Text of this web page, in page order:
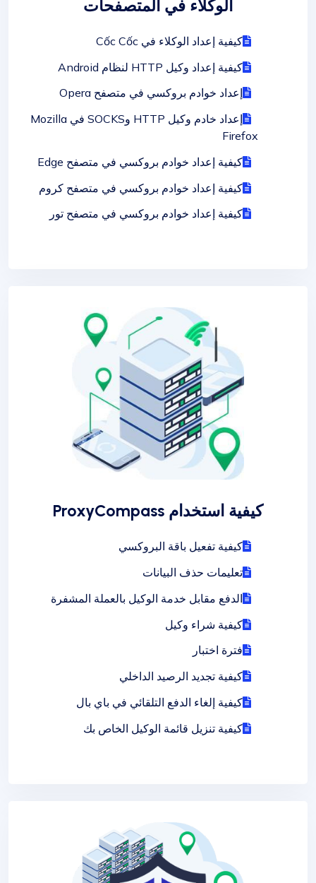
الوكلاء في المتصفحات
كيفية إعداد الوكلاء في Cốc Cốc
كيفية إعداد وكيل HTTP لنظام Android
إعداد خوادم بروكسي في متصفح Opera
إعداد خادم وكيل HTTP وSOCKS في Mozilla
Firefox
كيفية إعداد خوادم بروكسي في متصفح Edge
كيفية إعداد خوادم بروكسي في متصفح كروم
كيفية إعداد خوادم بروكسي في متصفح تور
كيفية استخدام ProxyCompass
كيفية تفعيل باقة البروكسي
تعليمات حذف البيانات
الدفع مقابل خدمة الوكيل بالعملة المشفرة
كيفية شراء وكيل
فترة اختبار
كيفية تجديد الرصيد الداخلي
كيفية إلغاء الدفع التلقائي في باي بال
كيفية تنزيل قائمة الوكيل الخاص بك